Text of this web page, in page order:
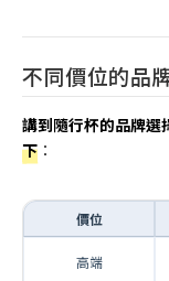
不同價位的品
講到隨行杯的品牌選
下 ：
價位
高端